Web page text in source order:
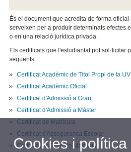
És el document que acredita de forma
serveixen per a produir determinats efectes
o en una relació jurídica privada.
Els certificats que l'estudiantat pot sol·licitar
següents:
Certificat Acadèmic de Títol Propi de la UV
Certificat Acadèmic Oficial
Certificat d'Admissió a Grau
Certificat d'Admissió a Màster
Certificat de Matrícula
Certificat d'Assegurança Escolar
Certificat de Taxa de Matrícula
Cookies i política